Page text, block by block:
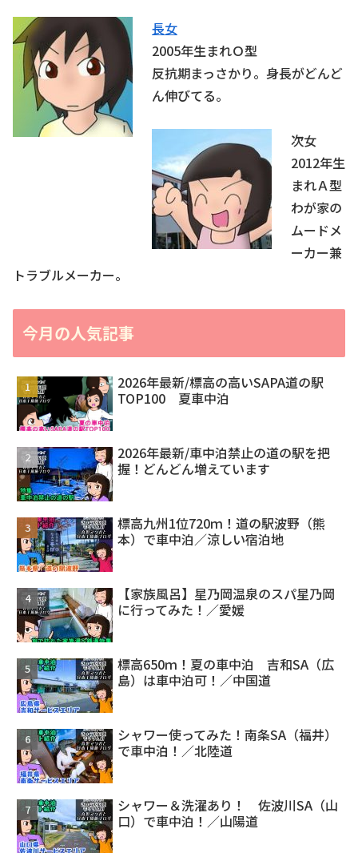
長女
2005年生まれＯ型
反抗期まっさかり。身長がどんど
ん伸びてる。
次女
2012年生
まれＡ型
わが家の
ムードメ
ーカー兼
トラブルメーカー。
今月の人気記事
2026年最新/標高の高いSAPA道の駅
TOP100 夏車中泊
2026年最新/車中泊禁止の道の駅を把
握！どんどん増えています
標高九州1位720ｍ！道の駅波野（熊
本）で車中泊／涼しい宿泊地
【家族風呂】星乃岡温泉のスパ星乃岡
に行ってみた！／愛媛
標高650ｍ！夏の車中泊 吉和SA（広
島）は車中泊可！／中国道
シャワー使ってみた！南条SA（福井）
で車中泊！／北陸道
シャワー＆洗濯あり！ 佐波川SA（山
口）で車中泊！／山陽道